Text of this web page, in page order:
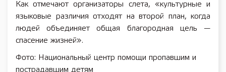
Как отмечают организаторы слета, «культурные и
языковые различия отходят на второй план, когда
людей объединяет общая благородная цель —
спасение жизней».
Фото: Национальный центр помощи пропавшим и
пострадавшим детям